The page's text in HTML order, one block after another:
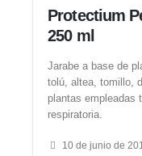
Protectium
250 ml
Jarabe a base de
tolú, altea, tomillo,
plantas empleadas
respiratoria.
10 de junio de